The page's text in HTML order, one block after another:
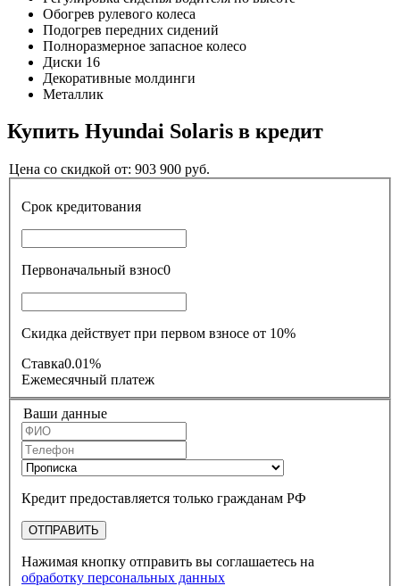
Обогрев рулевого колеса
Подогрев передних сидений
Полноразмерное запасное колесо
Диски 16
Декоративные молдинги
Металлик
Купить Hyundai Solaris в кредит
Цена со скидкой от: 903 900 руб.
Срок кредитования
Первоначальный взнос0
Скидка действует при первом взносе от 10%
Ставка0.01%
Ежемесячный платеж
Ваши данные
Кредит предоставляется только гражданам РФ
ОТПРАВИТЬ
Нажимая кнопку отправить вы соглашаетесь на
обработку персональных данных